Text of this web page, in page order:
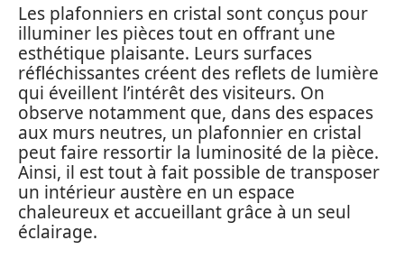
Les plafonniers en cristal sont conçus pour
illuminer les pièces tout en offrant une
esthétique plaisante. Leurs surfaces
réfléchissantes créent des reflets de lumière
qui éveillent l’intérêt des visiteurs. On
observe notamment que, dans des espaces
aux murs neutres, un plafonnier en cristal
peut faire ressortir la luminosité de la pièce.
Ainsi, il est tout à fait possible de transposer
un intérieur austère en un espace
chaleureux et accueillant grâce à un seul
éclairage.